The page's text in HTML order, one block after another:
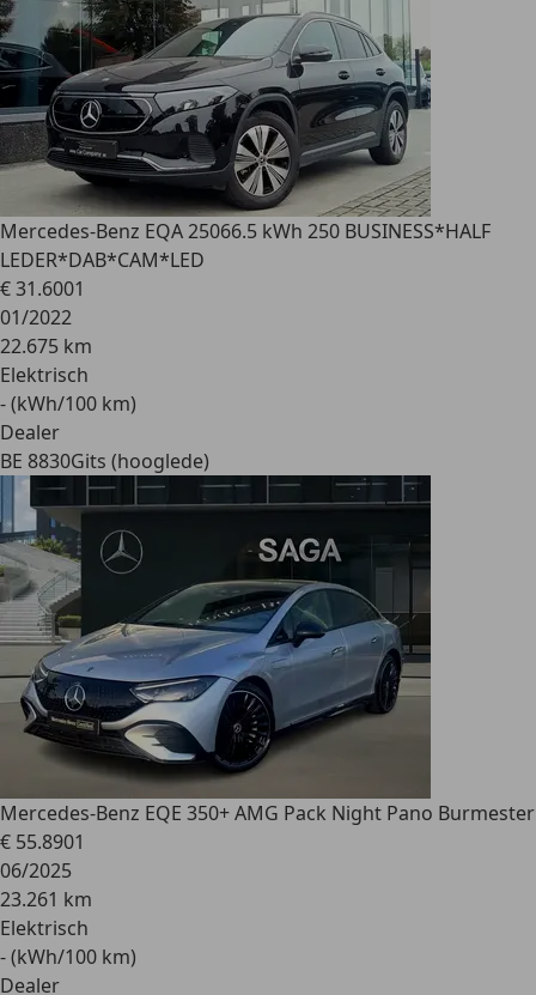
Mercedes-Benz EQA 25066.5 kWh 250 BUSINESS*HALF
LEDER*DAB*CAM*LED
€ 31.6001
01/2022
22.675 km
Elektrisch
- (kWh/100 km)
Dealer
BE 8830Gits (hooglede)
Mercedes-Benz EQE 350+ AMG Pack Night Pano Burmester
€ 55.8901
06/2025
23.261 km
Elektrisch
- (kWh/100 km)
Dealer